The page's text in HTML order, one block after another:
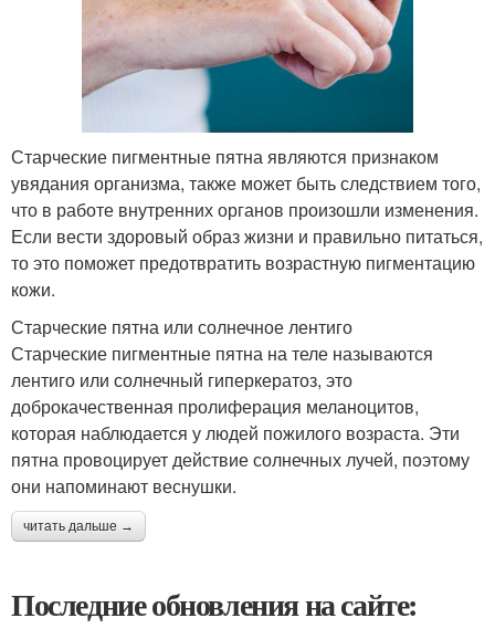
Старческие пигментные пятна являются признаком
увядания организма, также может быть следствием того,
что в работе внутренних органов произошли изменения.
Если вести здоровый образ жизни и правильно питаться,
то это поможет предотвратить возрастную пигментацию
кожи.
Старческие пятна или солнечное лентиго
Старческие пигментные пятна на теле называются
лентиго или солнечный гиперкератоз, это
доброкачественная пролиферация меланоцитов,
которая наблюдается у людей пожилого возраста. Эти
пятна провоцирует действие солнечных лучей, поэтому
они напоминают веснушки.
читать дальше →
Последние обновления на сайте: